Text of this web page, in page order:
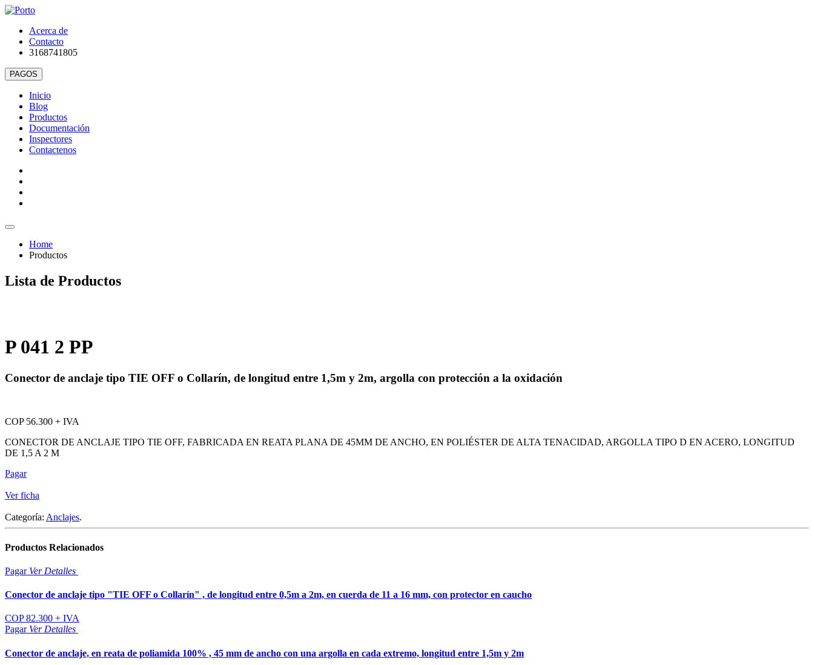
Acerca de
Contacto
3168741805
Inicio
Blog
Productos
Documentación
Inspectores
Contactenos
Home
Productos
Lista de Productos
P 041 2 PP
Conector de anclaje tipo TIE OFF o Collarín, de longitud entre 1,5m y 2m, argolla con protección a la oxidación
COP 56.300 + IVA
CONECTOR DE ANCLAJE TIPO TIE OFF, FABRICADA EN REATA PLANA DE 45MM DE ANCHO, EN POLIÉSTER DE ALTA TENACIDAD, ARGOLLA TIPO D EN ACERO, LONGITUD
DE 1,5 A 2 M
Pagar
Ver ficha
Categoría: Anclajes.
Productos Relacionados
Pagar Ver Detalles
Conector de anclaje tipo "TIE OFF o Collarín" , de longitud entre 0,5m a 2m, en cuerda de 11 a 16 mm, con protector en caucho
COP 82.300 + IVA
Pagar Ver Detalles
Conector de anclaje, en reata de poliamida 100% , 45 mm de ancho con una argolla en cada extremo, longitud entre 1,5m y 2m